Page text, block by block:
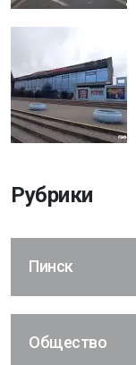
Рубрики
Пинск
Общество